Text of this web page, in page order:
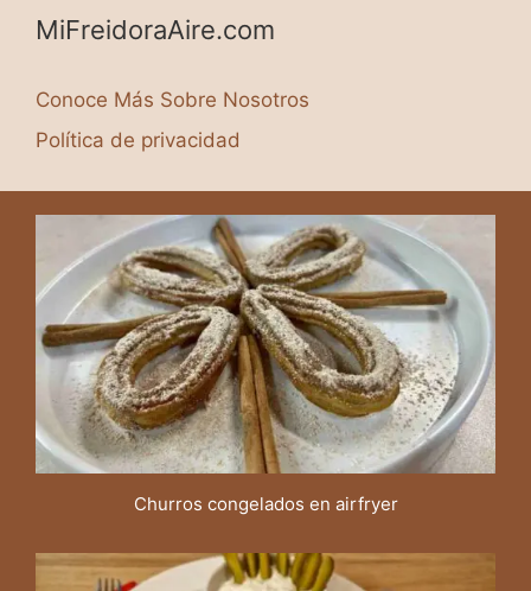
MiFreidoraAire.com
Conoce Más Sobre Nosotros
Política de privacidad
Churros congelados en airfryer